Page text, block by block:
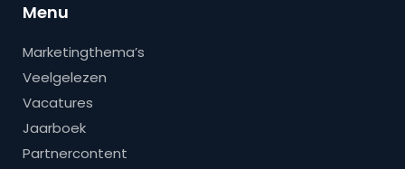
Menu
Marketingthema’s
Veelgelezen
Vacatures
Jaarboek
Partnercontent